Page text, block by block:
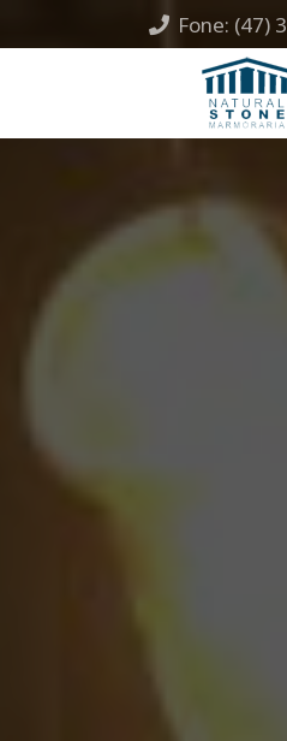
Fone: (47)